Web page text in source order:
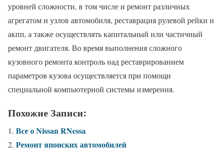
уровней сложности, в том числе и ремонт различных
агрегатом и узлов автомобиля, реставрация рулевой рейки и
акпп, а также осуществлять капитальный или частичный
ремонт двигателя. Во время выполнения сложного
кузовного ремонта контроль над реставрированием
параметров кузова осуществляется при помощи
специальной компьютерной системы измерения.
Похожие Записи:
Все о Nissan RNessa
Ремонт японских автомобилей